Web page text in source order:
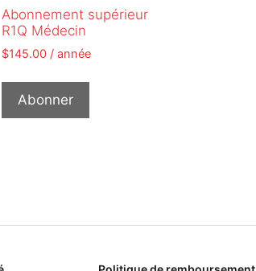
Abonnement supérieur
R1Q Médecin
$145.00 / année
Abonner